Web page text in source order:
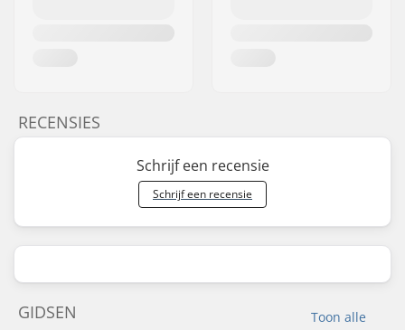
RECENSIES
Schrijf een recensie
Schrijf een recensie
Toon alle
GIDSEN